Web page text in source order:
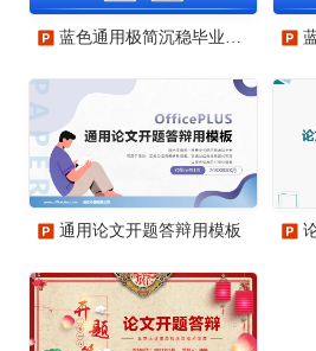
通用论文开题答辩用模板